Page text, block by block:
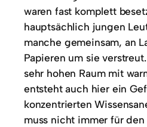
waren fast komplett
hauptsächlich jungen
manche gemeinsam, an
Papieren um sie
sehr hohen Raum mit
entsteht auch hier ein
konzentrierten
muss nicht immer für